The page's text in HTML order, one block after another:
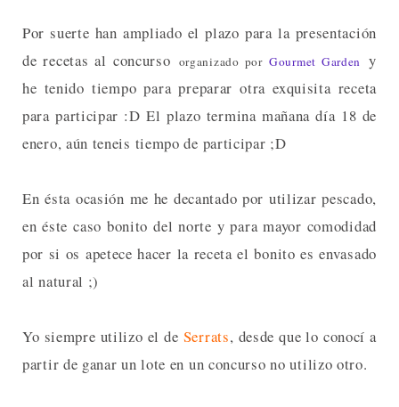
Por suerte han ampliado el plazo para la presentación
de recetas al concurso organizado por Gourmet Garden
y
he tenido tiempo para preparar otra exquisita receta
para participar :D El plazo termina mañana día 18 de
enero, aún teneis tiempo de participar ;D
En ésta ocasión me he decantado por utilizar pescado,
en éste caso bonito del norte y para mayor comodidad
por si os apetece hacer la receta el bonito es envasado
al natural ;)
Yo siempre utilizo el de Serrats, desde que lo conocí a
partir de ganar un lote en un concurso no utilizo otro.